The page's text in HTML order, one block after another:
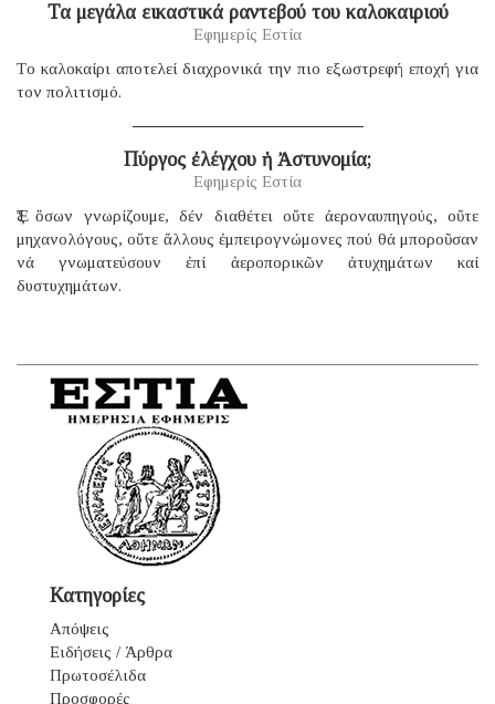
Τα μεγάλα εικαστικά ραντεβού του καλοκαιριού
Εφημερίς Εστία
Tο καλοκαίρι αποτελεί διαχρονικά την πιο εξωστρεφή εποχή για
τον πολιτισμό.
Πύργος ἐλέγχου ἡ Ἀστυνομία;
Εφημερίς Εστία
Ἐξ ὅσων γνωρίζουμε, δέν διαθέτει οὔτε ἀεροναυπηγούς, οὔτε
μηχανολόγους, οὔτε ἄλλους ἐμπειρογνώμονες πού θά μποροῦσαν
νά γνωματεύσουν ἐπί ἀεροπορικῶν ἀτυχημάτων καί
δυστυχημάτων.
Κατηγορίες
Απόψεις
Ειδήσεις / Άρθρα
Πρωτοσέλιδα
Προσφορές